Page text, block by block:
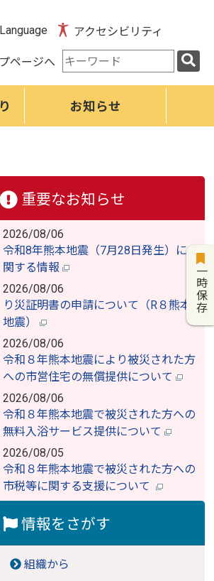
アクセシビリティ
ページへ
検
索
キ
ーお知らせ
重要なお知らせ
2026/08/06
令和8年熊本地震（7月28日発生）に
関する情報
2026/08/06
り災証明書の申請について（R８熊本
地震）
2026/08/06
令和８年熊本地震により被災された方
への市営住宅の無償提供について
2026/08/06
令和８年熊本地震で被災された方への
無料入浴サービス提供について
2026/08/05
令和８年熊本地震で被災された方への
市税等に関する支援について
情報をさがす
組織から
一時保存